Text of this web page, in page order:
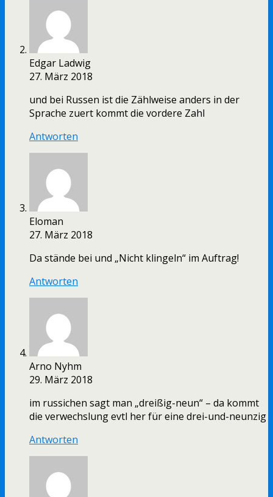
Edgar Ladwig
27. März 2018
und bei Russen ist die Zählweise anders in der
Sprache zuert kommt die vordere Zahl
Antworten
Eloman
27. März 2018
Da stände bei und „Nicht klingeln“ im Auftrag!
Antworten
Arno Nyhm
29. März 2018
im russichen sagt man „dreißig-neun“ – da kommt
die verwechslung evtl her für eine drei-und-neunzig
Antworten